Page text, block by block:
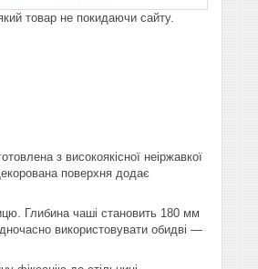
товар не покидаючи сайту.
з високоякісної неіржавкої
поверхня додає
Глибина чаші становить 180 мм
використовувати обидві —